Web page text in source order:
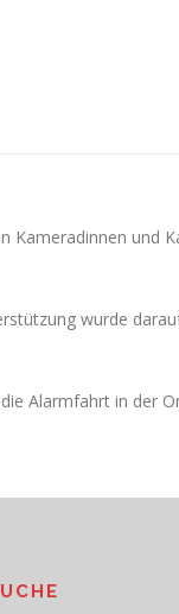
und
wurde
Alarmfahrt in der